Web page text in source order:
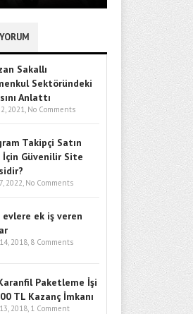
YORUM
Sakallı
Sektöründeki
Anlattı
2021, No Comments
Takipçi Satın
İçin Güvenilir Site
2022, No Comments
evlere ek iş veren
2018, 8 Comments
Paketleme İşi
TL Kazanç İmkanı
2018, 1 Comment